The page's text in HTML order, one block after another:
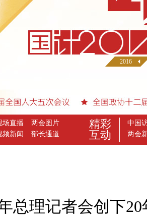
总理记者会创下20